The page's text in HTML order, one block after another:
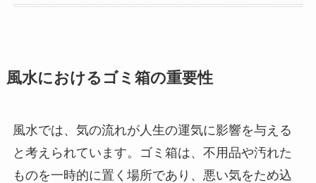
風水におけるゴミ箱の重要性
風水では、気の流れが人生の運気に影響を与える
と考えられています。ゴミ箱は、不用品や汚れた
ものを一時的に置く場所であり、悪い気をため込